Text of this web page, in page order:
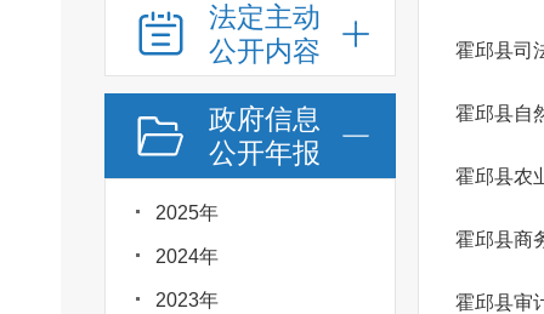
法定主动
公开内容
政府信息
公开年报
2025年
2024年
2023年
霍邱县司
霍邱县自
霍邱县商
霍邱县审